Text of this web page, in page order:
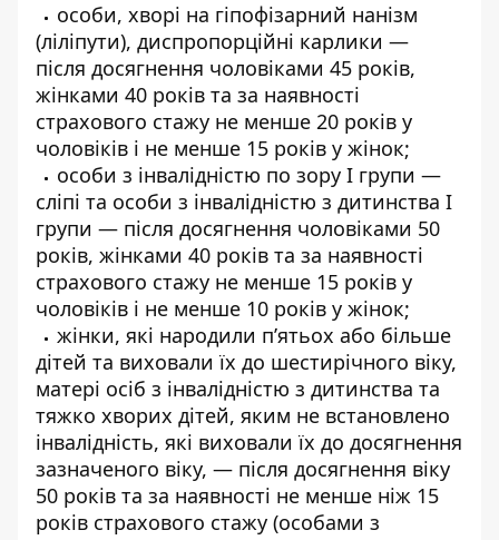
особи, хворі на гіпофізарний нанізм
(ліліпути), диспропорційні карлики —
після досягнення чоловіками 45 років,
жінками 40 років та за наявності
страхового стажу не менше 20 років у
чоловіків і не менше 15 років у жінок;
особи з інвалідністю по зору I групи —
сліпі та особи з інвалідністю з дитинства I
групи — після досягнення чоловіками 50
років, жінками 40 років та за наявності
страхового стажу не менше 15 років у
чоловіків і не менше 10 років у жінок;
жінки, які народили п’ятьох або більше
дітей та виховали їх до шестирічного віку,
матері осіб з інвалідністю з дитинства та
тяжко хворих дітей, яким не встановлено
інвалідність, які виховали їх до досягнення
зазначеного віку, — після досягнення віку
50 років та за наявності не менше ніж 15
років страхового стажу (особами з